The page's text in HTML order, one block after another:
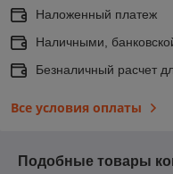
Наложенный платеж
Наличными,
Безналичный расчет
Все условия оплаты
Подобные товары